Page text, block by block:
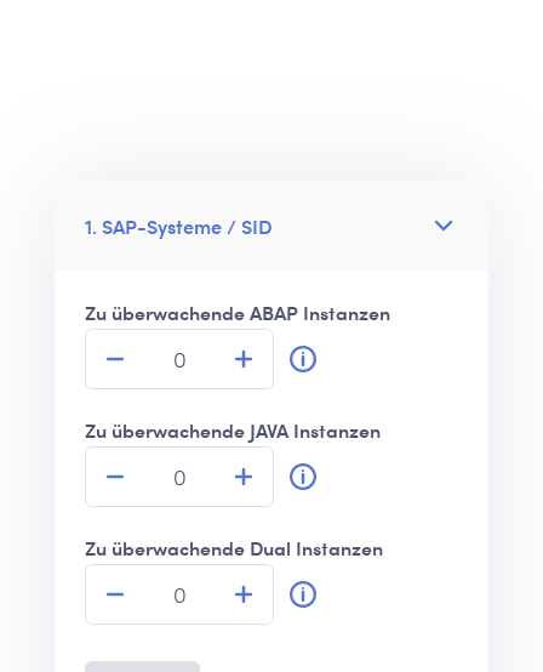
1. SAP-Systeme / SID
Zu überwachende ABAP Instanzen
Zu überwachende JAVA Instanzen
Zu überwachende Dual Instanzen